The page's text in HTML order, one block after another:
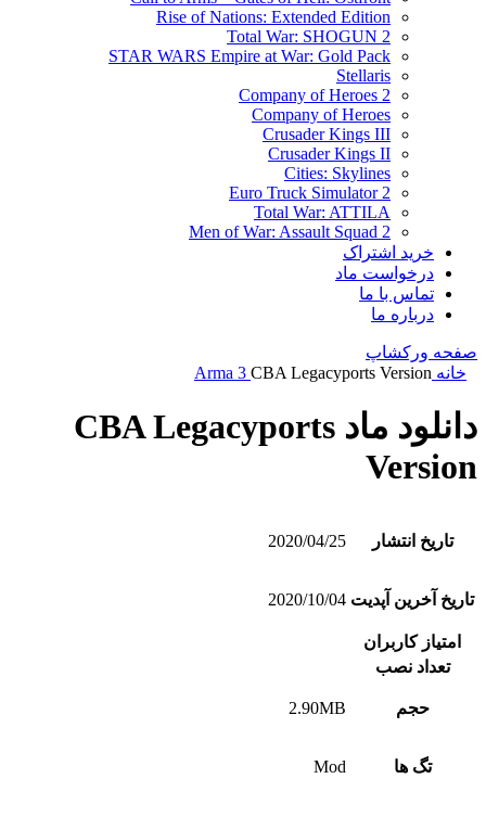
Rise of Nations: Extended Edition
Total War: SHOGUN 2
STAR WARS Empire at War: Gold Pack
Stellaris
Company of Heroes 2
Company of Heroes
Crusader Kings III
Crusader Kings II
Cities: Skylines
Euro Truck Simulator 2
Total War: ATTILA
Men of War: Assault Squad 2
خرید اشتراک
درخواست ماد
تماس با ما
درباره ما
صفحه ورکشاپ
خانه
Arma 3 CBA Legacyports Version
دانلود ماد CBA Legacyports
Version
تاریخ انتشار 2020/04/25
تاریخ آخرین آپدیت 2020/10/04
امتیاز کاربران
تعداد نصب
حجم 2.90MB
تگ ها Mod